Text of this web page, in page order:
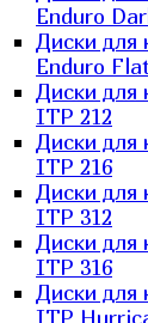
Enduro
Диски для
Enduro
Диски для
ITP 212
Диски для
ITP 216
Диски для
ITP 312
Диски для
ITP 316
Диски для
ITP